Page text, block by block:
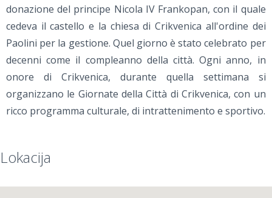
donazione del principe Nicola IV Frankopan, con il quale
cedeva il castello e la chiesa di Crikvenica all'ordine dei
Paolini per la gestione. Quel giorno è stato celebrato per
decenni come il compleanno della città. Ogni anno, in
onore di Crikvenica, durante quella settimana si
organizzano le Giornate della Città di Crikvenica, con un
ricco programma culturale, di intrattenimento e sportivo.
Lokacija